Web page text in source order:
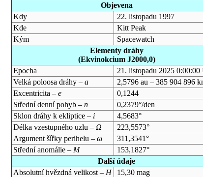
Objevena
Kdy
22. listopadu 1997
Kde
Kitt Peak
Kým
Spacewatch
Elementy dráhy
(Ekvinokcium J2000,0)
Epocha
21. listopadu 2025 0:00:00
Velká poloosa dráhy – a
2,5796 au – 385 904 896
Excentricita – e
0,1244
Střední denní pohyb – n
0,2379°/den
Sklon dráhy k ekliptice – i
4,5683°
Délka vzestupného uzlu – Ω
223,5573°
Argument šířky perihelu – ω
311,3541°
Střední anomálie – M
153,1827°
Další údaje
Absolutní hvězdná velikost – H
15,30 mag